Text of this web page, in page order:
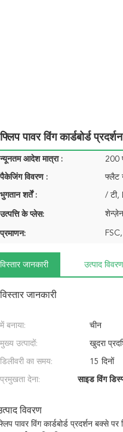
फ्लिप पावर विंग कार्डबोर्ड
न्यूनतम आदेश मात्रा : 200
पैकेजिंग विवरण : फ्लैट
भुगतान शर्तें : / टी,
उत्पत्ति के प्लेस:
प्रमाणन:
विस्तार जानकारी उत्पाद विवरण
विस्तार जानकारी
में बनाया: चीन
मुख्य उत्पादों: खुदरा
डिलीवरी का समय: 15 दिनों
प्रमुखता देना: साइड विंग
विवरण
पावर विंग कार्डबोर्ड प्रदर्शन बक्से